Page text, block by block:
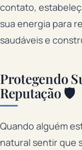
contato,
sua energia para
saudáveis e
Protegendo
Reputação 🛡️
Quando alguém
natural sentir que